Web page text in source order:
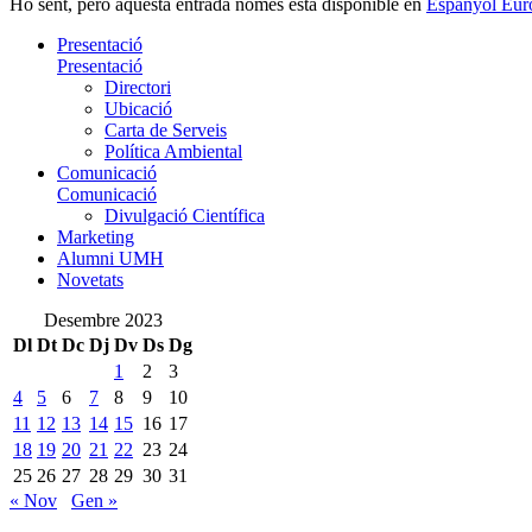
Presentació
Presentació
Directori
Ubicació
Carta de Serveis
Política Ambiental
Comunicació
Comunicació
Divulgació Científica
Marketing
Alumni UMH
Novetats
Desembre 2023
Dl Dt Dc Dj Dv Ds Dg
1
2
3
4
5 6 7 8 9
10
11 12 13 14 15 16 17
18 19 20 21 22 23 24
25 26 27 28 29 30 31
« Nov
Gen »